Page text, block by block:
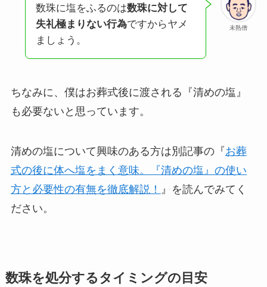
未熟僧
数珠に塩をふるのは数珠に対して
失礼極まりない行為ですからヤメ
ましょう。
ちなみに、僕はお葬式後に渡される『清めの塩』
も必要ないと思っています。
清めの塩について興味のある方は別記事の『お葬
式の後に体へ塩をまく意味。『清めの塩』の使い
方と必要性の有無を徹底解説！ 』を読んでみてく
ださい。
数珠を処分するタイミングの目安